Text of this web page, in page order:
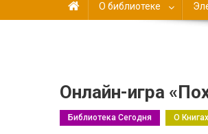
О библиотеке
Онлайн-игра
Библиотека Сегодня О